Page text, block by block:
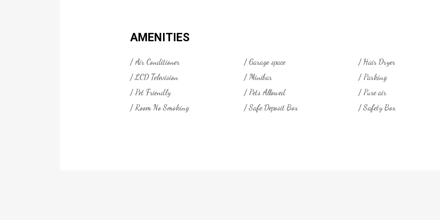
AMENITIES
Air Conditioner Garage space
Hair Dryer
LCD Television
Minibar
Parking
Pet Friendly
Pets Allowed
Pure air
Room No Smoking
Safe Deposit Box Safety Box